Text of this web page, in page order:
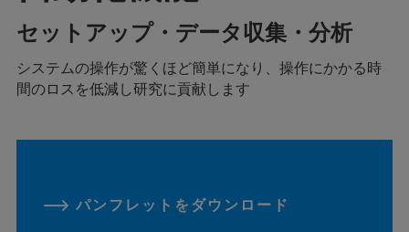
セットアップ・データ収集・分析
システムの操作が驚くほど簡単になり、操作にかかる時
間のロスを低減し研究に貢献します
パンフレットをダウンロード